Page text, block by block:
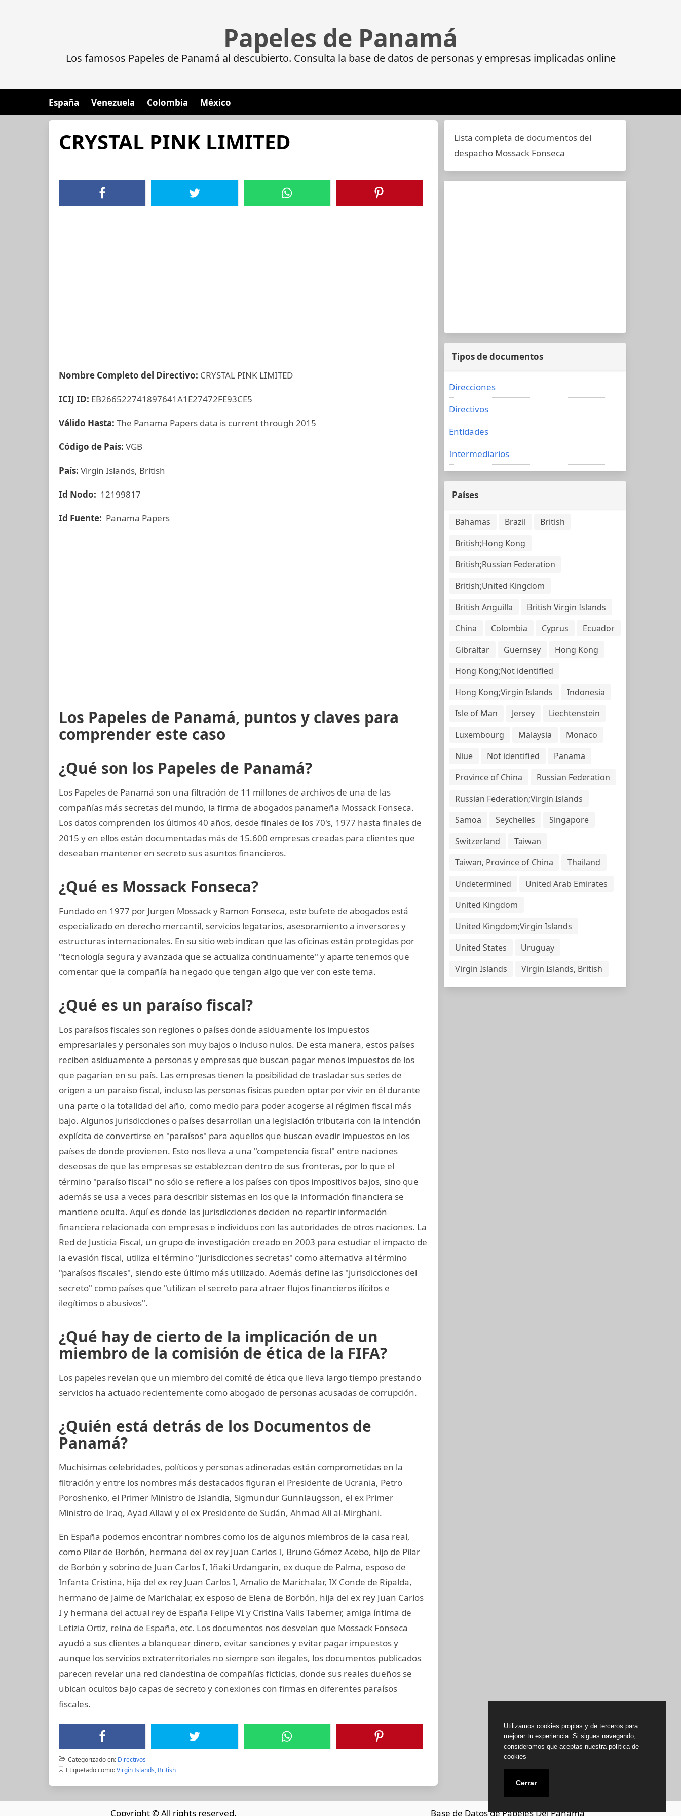
Papeles de Panamá
Los famosos Papeles de Panamá al descubierto. Consulta la base de datos de personas y empresas implicadas online
España Venezuela Colombia México
CRYSTAL PINK LIMITED
Nombre Completo del Directivo: CRYSTAL PINK LIMITED
ICIJ ID: EB266522741897641A1E27472FE93CE5
Válido Hasta: The Panama Papers data is current through 2015
Código de País: VGB
País: Virgin Islands, British
Id Nodo: 12199817
Id Fuente: Panama Papers
Los Papeles de Panamá, puntos y claves para
comprender este caso
¿Qué son los Papeles de Panamá?
Los Papeles de Panamá son una filtración de 11 millones de archivos de una de las
compañías más secretas del mundo, la firma de abogados panameña Mossack Fonseca.
Los datos comprenden los últimos 40 años, desde finales de los 70's, 1977 hasta finales de
2015 y en ellos están documentadas más de 15.600 empresas creadas para clientes que
deseaban mantener en secreto sus asuntos financieros.
¿Qué es Mossack Fonseca?
Fundado en 1977 por Jurgen Mossack y Ramon Fonseca, este bufete de abogados está
especializado en derecho mercantil, servicios legatarios, asesoramiento a inversores y
estructuras internacionales. En su sitio web indican que las oficinas están protegidas por
"tecnología segura y avanzada que se actualiza continuamente" y aparte tenemos que
comentar que la compañía ha negado que tengan algo que ver con este tema.
¿Qué es un paraíso fiscal?
Los paraísos fiscales son regiones o países donde asiduamente los impuestos
empresariales y personales son muy bajos o incluso nulos. De esta manera, estos países
reciben asiduamente a personas y empresas que buscan pagar menos impuestos de los
que pagarían en su país. Las empresas tienen la posibilidad de trasladar sus sedes de
origen a un paraíso fiscal, incluso las personas físicas pueden optar por vivir en él durante
una parte o la totalidad del año, como medio para poder acogerse al régimen fiscal más
bajo. Algunos jurisdicciones o países desarrollan una legislación tributaria con la intención
explícita de convertirse en "paraísos" para aquellos que buscan evadir impuestos en los
países de donde provienen. Esto nos lleva a una "competencia fiscal" entre naciones
deseosas de que las empresas se establezcan dentro de sus fronteras, por lo que el
término "paraíso fiscal" no sólo se refiere a los países con tipos impositivos bajos, sino que
además se usa a veces para describir sistemas en los que la información financiera se
mantiene oculta. Aquí es donde las jurisdicciones deciden no repartir información
financiera relacionada con empresas e individuos con las autoridades de otros naciones. La
Red de Justicia Fiscal, un grupo de investigación creado en 2003 para estudiar el impacto de
la evasión fiscal, utiliza el término "jurisdicciones secretas" como alternativa al término
"paraísos fiscales", siendo este último más utilizado. Además define las "jurisdicciones del
secreto" como países que "utilizan el secreto para atraer flujos financieros ilícitos e
ilegítimos o abusivos".
¿Qué hay de cierto de la implicación de un
miembro de la comisión de ética de la FIFA?
Los papeles revelan que un miembro del comité de ética que lleva largo tiempo prestando
servicios ha actuado recientemente como abogado de personas acusadas de corrupción.
¿Quién está detrás de los Documentos de
Panamá?
Muchisimas celebridades, políticos y personas adineradas están comprometidas en la
filtración y entre los nombres más destacados figuran el Presidente de Ucrania, Petro
Poroshenko, el Primer Ministro de Islandia, Sigmundur Gunnlaugsson, el ex Primer
Ministro de Iraq, Ayad Allawi y el ex Presidente de Sudán, Ahmad Ali al-Mirghani.
En España podemos encontrar nombres como los de algunos miembros de la casa real,
como Pilar de Borbón, hermana del ex rey Juan Carlos I, Bruno Gómez Acebo, hijo de Pilar
de Borbón y sobrino de Juan Carlos I, Iñaki Urdangarin, ex duque de Palma, esposo de
Infanta Cristina, hija del ex rey Juan Carlos I, Amalio de Marichalar, IX Conde de Ripalda,
hermano de Jaime de Marichalar, ex esposo de Elena de Borbón, hija del ex rey Juan Carlos
I y hermana del actual rey de España Felipe VI y Cristina Valls Taberner, amiga íntima de
Letizia Ortiz, reina de España, etc. Los documentos nos desvelan que Mossack Fonseca
ayudó a sus clientes a blanquear dinero, evitar sanciones y evitar pagar impuestos y
aunque los servicios extraterritoriales no siempre son ilegales, los documentos publicados
parecen revelar una red clandestina de compañías ficticias, donde sus reales dueños se
ubican ocultos bajo capas de secreto y conexiones con firmas en diferentes paraísos
fiscales.
Categorizado en: Directivos
Etiquetado como: Virgin Islands, British
Lista completa de documentos del
despacho Mossack Fonseca
Tipos de documentos
Direcciones
Directivos
Entidades
Intermediarios
Países
Bahamas Brazil
British
British;Hong Kong
British;Russian Federation
British;United Kingdom
British Anguilla
British Virgin Islands
China
Colombia Cyprus
Ecuador
Gibraltar
Guernsey
Hong Kong
Hong Kong;Not identified
Hong Kong;Virgin Islands
Indonesia
Isle of Man
Jersey
Liechtenstein
Luxembourg
Malaysia
Monaco
Niue
Not identified
Panama
Province of China
Russian Federation
Russian Federation;Virgin Islands
Samoa
Seychelles
Singapore
Switzerland
Taiwan
Taiwan, Province of China
Thailand
Undetermined
United Arab Emirates
United Kingdom
United Kingdom;Virgin Islands
United States
Uruguay
Virgin Islands
Virgin Islands, British
Copyright © All rights reserved. Base de Datos de Papeles Del Panamá
Utilizamos cookies propias y de terceros para
mejorar tu experiencia. Si sigues navegando,
consideramos que aceptas nuestra política de
cookies
Cerrar